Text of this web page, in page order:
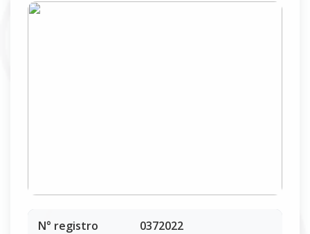
N° registro 0372022